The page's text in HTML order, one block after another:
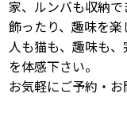
家、ルンバも収納
飾ったり、趣味を
人も猫も、趣味も
を体感下さい。
お気軽にご予約・お